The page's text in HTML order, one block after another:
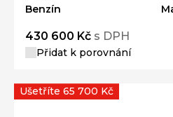
Benzín
430 600 Kč s DPH
Přidat k porovnání
Ušetříte 65 700 Kč